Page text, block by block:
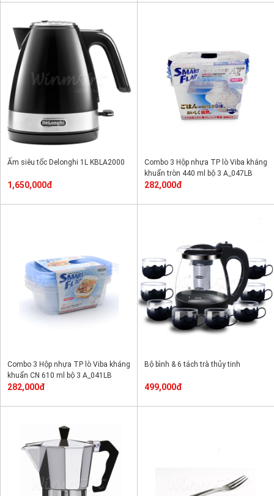
Ấm siêu tốc Delonghi 1L KBLA2000
1,650,000đ
Combo 3 Hộp nhựa TP lò Viba kháng
khuẩn tròn 440 ml bộ 3 A_047LB
282,000đ
Combo 3 Hộp nhựa TP lò Viba kháng
khuẩn CN 610 ml bộ 3 A_041LB
282,000đ
Bộ bình & 6 tách trà thủy tinh
499,000đ